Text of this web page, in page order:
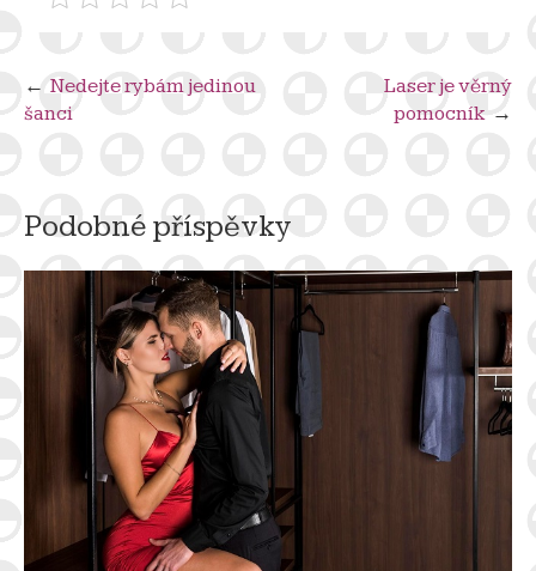
Navigace
pro
Nedejte rybám jedinou
šanci
Laser je věrný
pomocník
Podobné příspěvky